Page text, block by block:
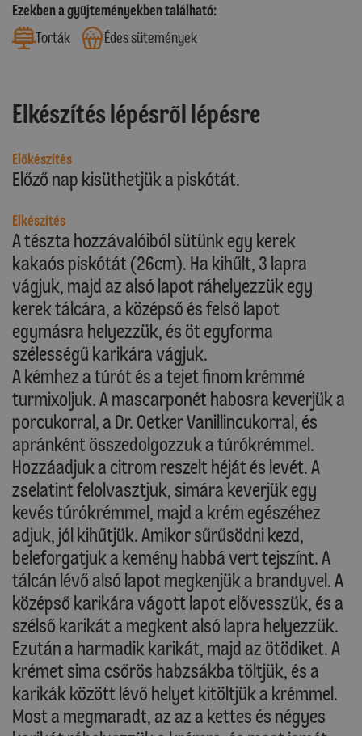
Ezekben a gyűjteményekben található:
Torták
Édes sütemények
Elkészítés lépésről lépésre
Előkészítés
Előző nap kisüthetjük a piskótát.
Elkészítés
A tészta hozzávalóiból sütünk egy kerek
kakaós piskótát (26cm). Ha kihűlt, 3 lapra
vágjuk, majd az alsó lapot ráhelyezzük egy
kerek tálcára, a középső és felső lapot
egymásra helyezzük, és öt egyforma
szélességű karikára vágjuk.
A kémhez a túrót és a tejet finom krémmé
turmixoljuk. A mascarponét habosra keverjük a
porcukorral, a Dr. Oetker Vanillincukorral, és
apránként összedolgozzuk a túrókrémmel.
Hozzáadjuk a citrom reszelt héját és levét. A
zselatint felolvasztjuk, simára keverjük egy
kevés túrókrémmel, majd a krém egészéhez
adjuk, jól kihűtjük. Amikor sűrűsödni kezd,
beleforgatjuk a kemény habbá vert tejszínt. A
tálcán lévő alsó lapot megkenjük a brandyvel. A
középső karikára vágott lapot elővesszük, és a
szélső karikát a megkent alsó lapra helyezzük.
Ezután a harmadik karikát, majd az ötödiket. A
krémet sima csőrös habzsákba töltjük, és a
karikák között lévő helyet kitöltjük a krémmel.
Most a megmaradt, az az a kettes és négyes